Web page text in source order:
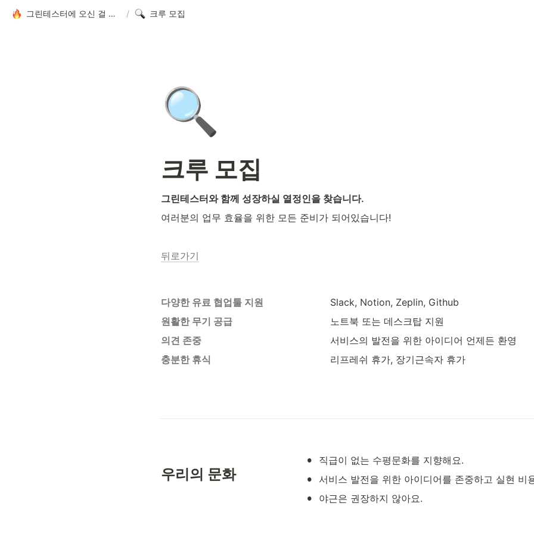
그린테스터에 오신 걸 환영합니다! / 크루 모집
🔍
크루 모집
그린테스터와 함께 성장하실 열정인을 찾습니다.
여러분의 업무 효율을 위한 모든 준비가 되어있습니다!
뒤로가기
다양한 유료 협업툴 지원
원활한 무기 공급
의견 존중
충분한 휴식
Slack, Notion, Zeplin, Github
노트북 또는 데스크탑 지원
서비스의 발전을 위한 아이디어 언제든 환영
리프레쉬 휴가, 장기근속자 휴가
우리의 문화
• 직급이 없는 수평문화를 지향해요.
• 서비스 발전을 위한 아이디어를 존중하고 실현 비
• 야근은 권장하지 않아요.